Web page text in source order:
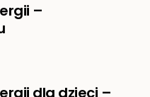
–
dla dzieci –